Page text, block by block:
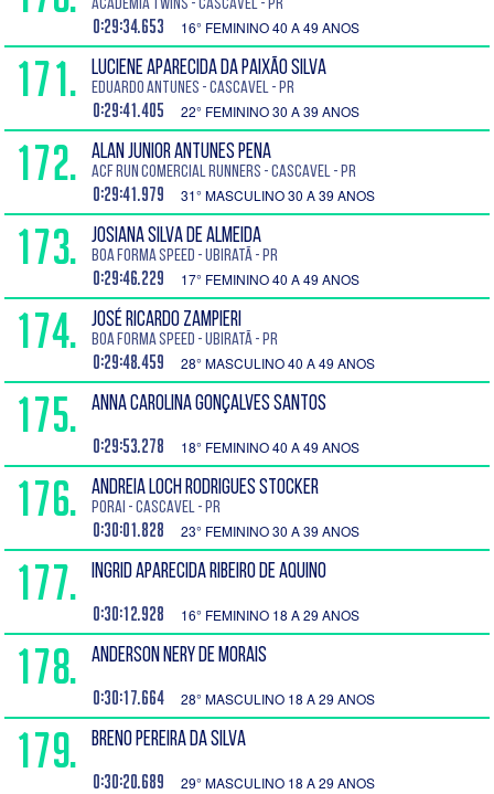
Academia Twins - Cascavel - PR
0:29:34.653 16° FEMININO 40 A 49 ANOS
171. LUCIENE APARECIDA DA PAIXÃO SILVA
EDUARDO ANTUNES - Cascavel - PR
0:29:41.405 22° FEMININO 30 A 39 ANOS
172. ALAN JUNIOR ANTUNES PENA
ACF Run Comercial Runners - Cascavel - PR
0:29:41.979 31° MASCULINO 30 A 39 ANOS
173. JOSIANA SILVA DE ALMEIDA
Boa Forma Speed - Ubiratã - PR
0:29:46.229 17° FEMININO 40 A 49 ANOS
174. JOSÉ RICARDO ZAMPIERI
Boa Forma Speed - Ubiratã - PR
0:29:48.459 28° MASCULINO 40 A 49 ANOS
175. ANNA CAROLINA GONÇALVES SANTOS
0:29:53.278 18° FEMININO 40 A 49 ANOS
176. ANDREIA LOCH RODRIGUES STOCKER
PORAI - Cascavel - PR
0:30:01.828 23° FEMININO 30 A 39 ANOS
177. INGRID APARECIDA RIBEIRO DE AQUINO
0:30:12.928 16° FEMININO 18 A 29 ANOS
178. ANDERSON NERY DE MORAIS
0:30:17.664 28° MASCULINO 18 A 29 ANOS
179. BRENO PEREIRA DA SILVA
0:30:20.689 29° MASCULINO 18 A 29 ANOS